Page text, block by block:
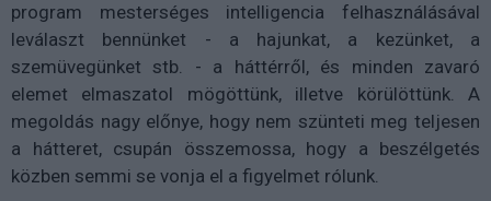
program mesterséges intelligencia felhasználásával
leválaszt bennünket - a hajunkat, a kezünket, a
szemüvegünket stb. - a háttérről, és minden zavaró
elemet elmaszatol mögöttünk, illetve körülöttünk. A
megoldás nagy előnye, hogy nem szünteti meg teljesen
a hátteret, csupán összemossa, hogy a beszélgetés
közben semmi se vonja el a figyelmet rólunk.